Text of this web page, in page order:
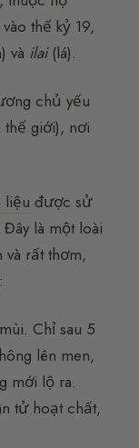
thế kỷ 19,
và ilai(lá).
chủ yếu
thế giới), nơi
liệu được sử
là một loài
rất thơm,
Chỉ sau 5
lên men,
mới lộ ra.
tử hoạt chất,